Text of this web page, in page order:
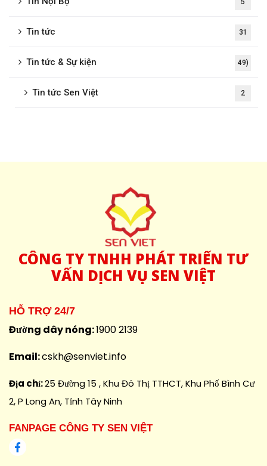
5
Tin tức 31
Tin tức & Sự kiện 49)
Tin tức Sen Việt 2
CÔNG TY TNHH PHÁT TRIỂN TƯ
VẤN DỊCH VỤ SEN VIỆT
HỖ TRỢ 24/7
Đường dây nóng:1900 2139
Email:cskh@senviet.info
Địa chỉ:25 Đường 15 , Khu Đô Thị TTHCT, Khu Phố Bình Cư
2, P Long An, Tỉnh Tây Ninh
FANPAGE CÔNG TY SEN VIỆT